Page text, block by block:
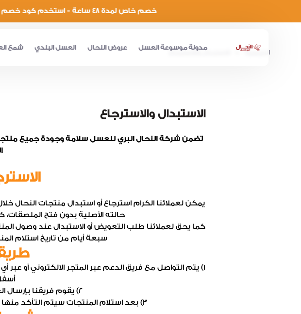
خصم خاص لمدة 48 ساعة - استخدم كود خصم 🔖 ( العريس ) واحصل على خصم 25% على المنتجات الغير مخفضة
مدونة موسوعة العسل عروض النحال العسل البلدي شمع
الرئيسية الاستبدال والاسترجاع
الاستبدال والاسترجاع
تضمن شركة النحال البري للعسل سلامة وجودة جميع
يمكن لعملائنا الكرام استرجاع أو استبدال منتجات النحال
حالته الأصلية بدون فتح
كما يحق لعملائنا طلب التعويض أو الاستبدال عند وصول
سبعة أيام من تاريخ استلام
1) يتم التواصل مع فريق الدعم عبر المتجر الالكتروني أو
2) يقوم فريقنا بإرسال العنوان وبيانات التواصل لإرسال المنتجات.
3) بعد استلام المنتجات سيتم التأكد منها واستبدالها أو إرجاع المبلغ لحسابكم خلال عشرة أيام عمل.